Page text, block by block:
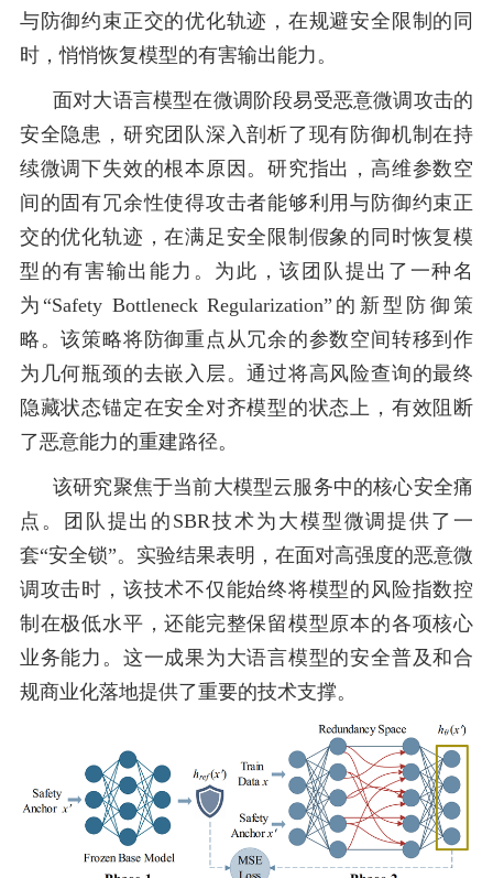
与防御约束正交的优化轨迹，在规避安全限制的同
时，悄悄恢复模型的有害输出能力。
面对大语言模型在微调阶段易受恶意微调攻击的
安全隐患，研究团队深入剖析了现有防御机制在持
续微调下失效的根本原因。研究指出，高维参数空
间的固有冗余性使得攻击者能够利用与防御约束正
交的优化轨迹，在满足安全限制假象的同时恢复模
型的有害输出能力。为此，该团队提出了一种名
为“Safety Bottleneck Regularization”的新型防御策
略。该策略将防御重点从冗余的参数空间转移到作
为几何瓶颈的去嵌入层。通过将高风险查询的最终
隐藏状态锚定在安全对齐模型的状态上，有效阻断
了恶意能力的重建路径。
该研究聚焦于当前大模型云服务中的核心安全痛
点。团队提出的SBR技术为大模型微调提供了一
套“安全锁”。实验结果表明，在面对高强度的恶意微
调攻击时，该技术不仅能始终将模型的风险指数控
制在极低水平，还能完整保留模型原本的各项核心
业务能力。这一成果为大语言模型的安全普及和合
规商业化落地提供了重要的技术支撑。